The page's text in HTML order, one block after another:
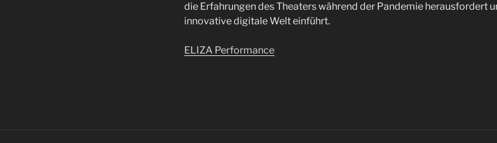
die Erfahrungen des Theaters während der Pandemie herausfordert
innovative digitale Welt einführt.
ELIZA Performance